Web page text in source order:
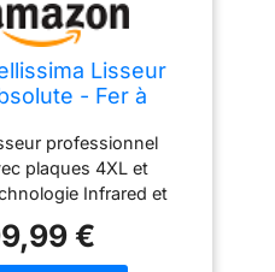
Lisseur
- Fer à
Cheveux
- Plaque
et
- 4
professionnel
plaques 4XL et
Infrared et
lissage et une
€